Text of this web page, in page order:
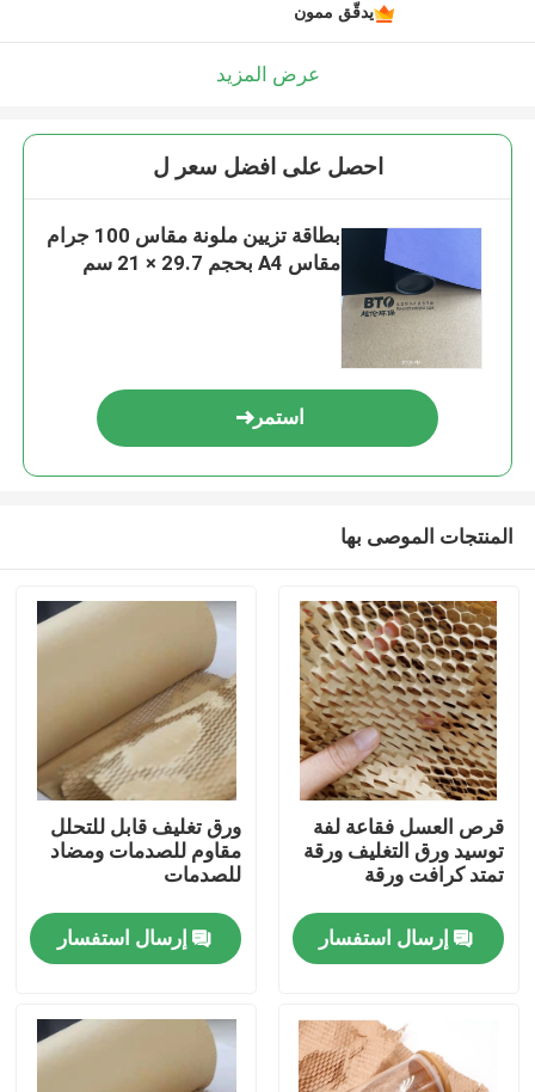
الصفحة الرئيسية
معلومات عنا
يدقّق ممون
عرض المزيد
احصل على افضل سعر ل
بطاقة تزيين ملونة مقاس 100 جرام
مقاس A4 بحجم 29.7 × 21 سم
استمر
المنتجات الموصى بها
قرص العسل فقاعة لفة
توسيد ورق التغليف ورقة
تمتد كرافت ورقة
إرسال استفسار
ورق تغليف قابل للتحلل
مقاوم للصدمات ومضاد
للصدمات
إرسال استفسار